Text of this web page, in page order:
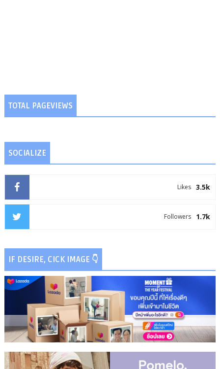
TOTAL PAGEVIEWS
SOCIALIZE
3.5k
Likes
1.7k
Followers
IF DESIRE, CICK IMAGE 👇